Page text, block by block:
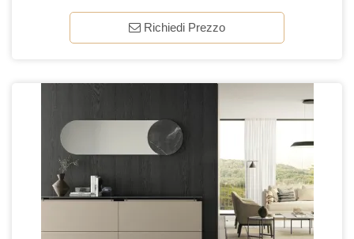
Richiedi Prezzo